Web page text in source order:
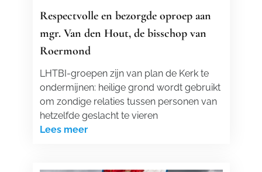
Respectvolle en bezorgde oproep aan
mgr. Van den Hout, de bisschop van
Roermond
LHTBI-groepen zijn van plan de Kerk te
ondermijnen: heilige grond wordt gebruikt
om zondige relaties tussen personen van
hetzelfde geslacht te vieren
Lees meer